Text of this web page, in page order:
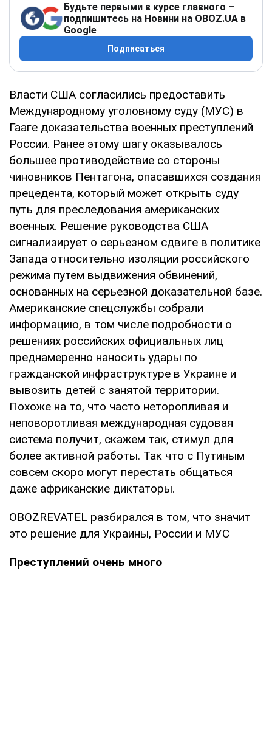
Будьте первыми в курсе главного –
подпишитесь на Новини на OBOZ.UA в
Google
Подписаться
Власти США согласились предоставить
Международному уголовному суду (МУС) в
Гааге доказательства военных преступлений
России. Ранее этому шагу оказывалось
большее противодействие со стороны
чиновников Пентагона, опасавшихся создания
прецедента, который может открыть суду
путь для преследования американских
военных. Решение руководства США
сигнализирует о серьезном сдвиге в политике
Запада относительно изоляции российского
режима путем выдвижения обвинений,
основанных на серьезной доказательной базе.
Американские спецслужбы собрали
информацию, в том числе подробности о
решениях российских официальных лиц
преднамеренно наносить удары по
гражданской инфраструктуре в Украине и
вывозить детей с занятой территории.
Похоже на то, что часто неторопливая и
неповоротливая международная судовая
система получит, скажем так, стимул для
более активной работы. Так что с Путиным
совсем скоро могут перестать общаться
даже африканские диктаторы.
OBOZREVATEL разбирался в том, что значит
это решение для Украины, России и МУС
Преступлений очень много